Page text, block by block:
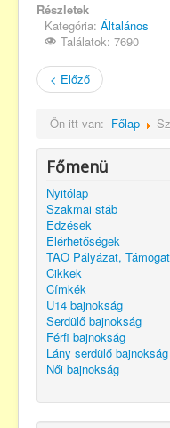
Részletek
Kategória: Általános
Találatok: 7690
< Előző
Ön itt van: Főlap
Főmenü
Nyitólap
Szakmai stáb
Edzések
Elérhetőségek
TAO Pályázat,
Cikkek
Címkék
U14 bajnokság
Serdülő bajnokság
Férfi bajnokság
Lány serdülő bajnokság
Női bajnokság